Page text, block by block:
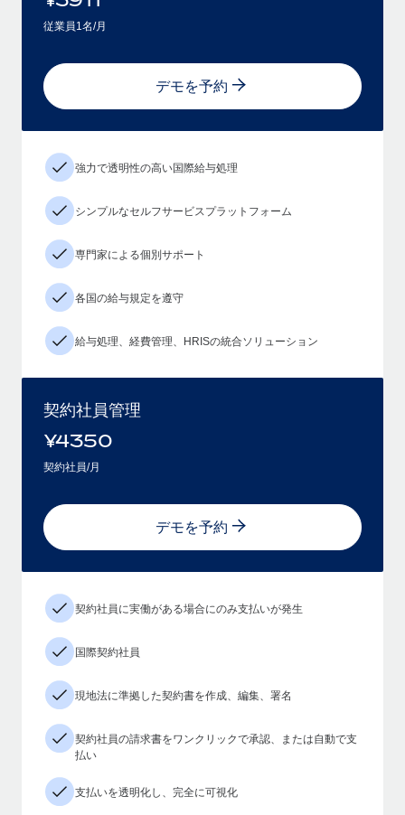
従業員1名/月
デモを予約
強力で透明性の高い国際給与処理
シンプルなセルフサービスプラットフォーム
専門家による個別サポート
各国の給与規定を遵守
給与処理、経費管理、HRISの統合ソリューション
契約社員管理
¥4350
契約社員/月
デモを予約
契約社員に実働がある場合にのみ支払いが発生
国際契約社員
現地法に準拠した契約書を作成、編集、署名
契約社員の請求書をワンクリックで承認、または自動で支
払い
支払いを透明化し、完全に可視化